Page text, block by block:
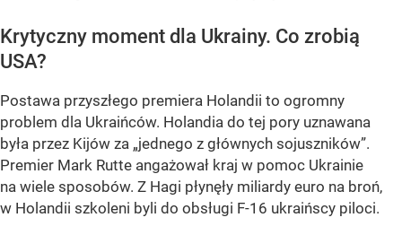
Krytyczny moment dla Ukrainy. Co zrobią
USA?
Postawa przyszłego premiera Holandii to ogromny
problem dla Ukraińców. Holandia do tej pory uznawana
była przez Kijów za „jednego z głównych sojuszników”.
Premier Mark Rutte angażował kraj w pomoc Ukrainie
na wiele sposobów. Z Hagi płynęły miliardy euro na broń,
w Holandii szkoleni byli do obsługi F-16 ukraińscy piloci.